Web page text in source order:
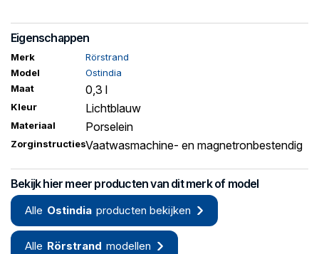
Eigenschappen
Merk
Rörstrand
Model
Ostindia
Maat
0,3 l
Kleur Lichtblauw
Materiaal Porselein
ZorginstructiesVaatwasmachine- en magnetronbestendig
Bekijk hier meer producten van dit merk of model
Alle Ostindia producten bekijken
Alle Rörstrand modellen